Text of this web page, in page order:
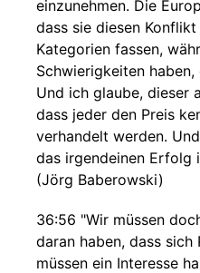
einzunehmen. Die
dass sie diesen
Kategorien fassen,
Schwierigkeiten
Und ich glaube, dieser
dass jeder den Preis
verhandelt werden.
das irgendeinen Erfolg
(Jörg Baberowski)
36:56 "Wir müssen
daran haben, dass sich
müssen ein Interesse